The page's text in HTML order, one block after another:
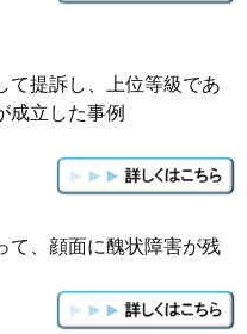
て提訴し、上位等級であ
成立した事例
、顔面に醜状障害が残